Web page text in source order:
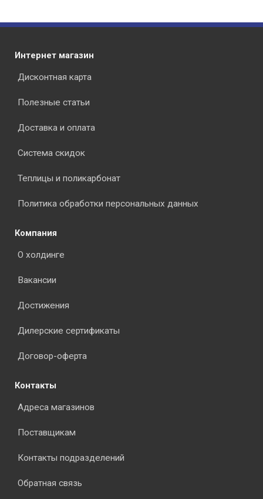
Интернет магазин
Дисконтная карта
Полезные статьи
Доставка и оплата
Система скидок
Теплицы и поликарбонат
Политика обработки персональных данных
Компания
О холдинге
Вакансии
Достижения
Дилерские сертификаты
Договор-оферта
Контакты
Адреса магазинов
Поставщикам
Контакты подразделений
Обратная связь